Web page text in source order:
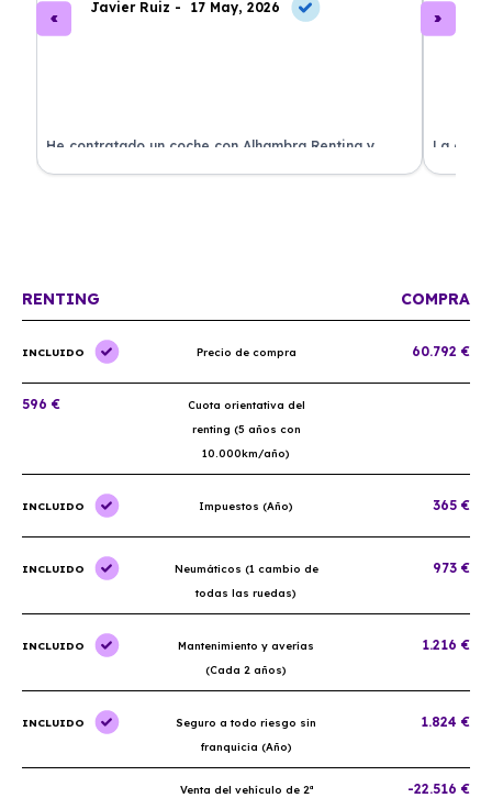
Javier Ruiz - 17 May, 2026
He contratado un coche con Alhambra Renting y
estoy impresionado. Todo ha sido transparente y sin
La
RENTING COMPRA
INCLUIDO Precio de compra 60.792 €
596 €
Cuota orientativa del
renting (5 años con
10.000km/año)
INCLUIDO Impuestos (Año) 365 €
INCLUIDO
Neumáticos (1 cambio de
todas las ruedas)
973 €
INCLUIDO
Mantenimiento y averías
(Cada 2 años)
1.216 €
INCLUIDO
Seguro a todo riesgo sin
franquicia (Año)
1.824 €
Venta del vehículo de 2ª
-22.516 €